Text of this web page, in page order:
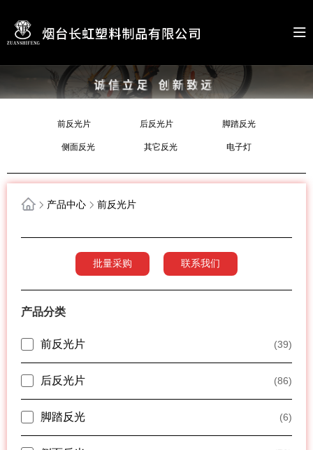
前反光片 后反光片 脚踏反光
侧面反光 其它反光 电子灯
产品中心 前反光片
批量采购 联系我们
产品分类
前反光片 (39)
后反光片 (86)
脚踏反光 (6)